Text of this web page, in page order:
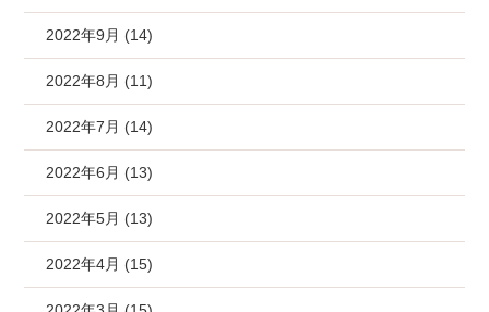
2022年9月 (14)
2022年8月 (11)
2022年7月 (14)
2022年6月 (13)
2022年5月 (13)
2022年4月 (15)